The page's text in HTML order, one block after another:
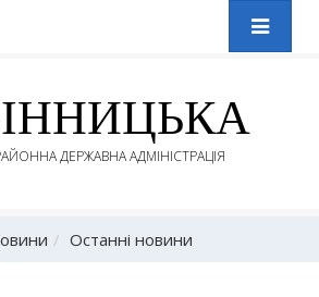
ДЕРЖАВНА АДМІНІСТРАЦІЯ
Останні новини